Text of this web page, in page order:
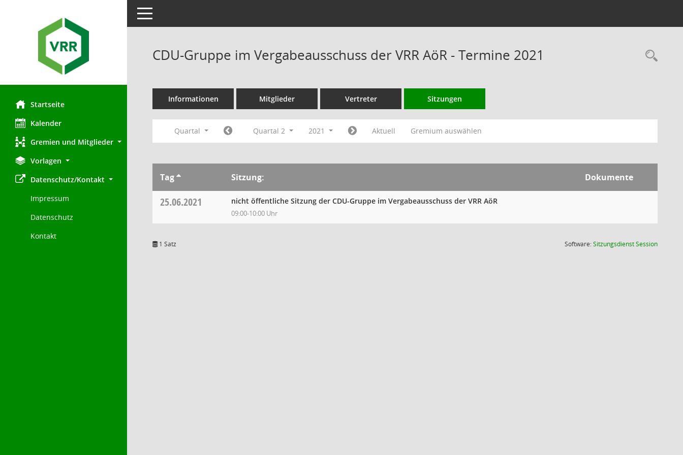
Startseite
Kalender
Gremien und Mitglieder
Vorlagen
Datenschutz/Kontakt
Impressum
Datenschutz
Kontakt
Toggle navigation
CDU-Gruppe im Vergabeausschuss der VRR AöR - Termine 2021
Informationen Mitglieder Vertreter Sitzungen
Quartal Quartal 2 2021 Aktuell Gremium auswählen
Tag Sitzung: Dokumente
25.06.2021 nicht öffentliche Sitzung der CDU-Gruppe im Vergabeausschuss der VRR AöR
09:00-10:00 Uhr
1 Satz Software:SitzungsdienstSession(Wird in